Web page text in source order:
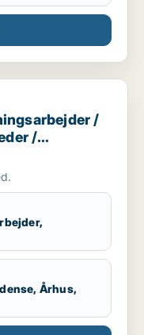
/
/
/
Århus,